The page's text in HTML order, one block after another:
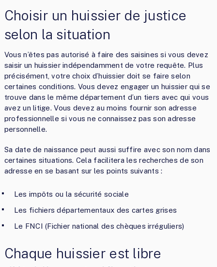
Choisir un huissier de justice
selon la situation
Vous n’êtes pas autorisé à faire des saisines si vous devez
saisir un huissier indépendamment de votre requête. Plus
précisément, votre choix d’huissier doit se faire selon
certaines conditions. Vous devez engager un huissier qui se
trouve dans le même département d’un tiers avec qui vous
avez un litige. Vous devez au moins fournir son adresse
professionnelle si vous ne connaissez pas son adresse
personnelle.
Sa date de naissance peut aussi suffire avec son nom dans
certaines situations. Cela facilitera les recherches de son
adresse en se basant sur les points suivants :
Les impôts ou la sécurité sociale
Les fichiers départementaux des cartes grises
Le FNCI (Fichier national des chèques irréguliers)
Chaque huissier est libre